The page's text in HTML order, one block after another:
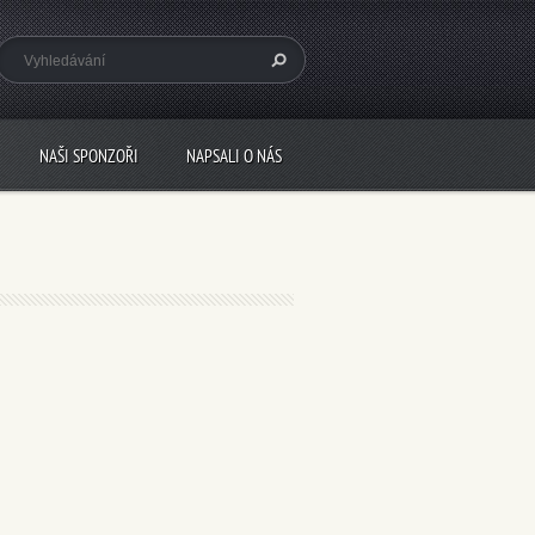
NAŠI SPONZOŘI NAPSALI O NÁS